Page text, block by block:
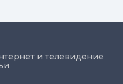
и телевидение